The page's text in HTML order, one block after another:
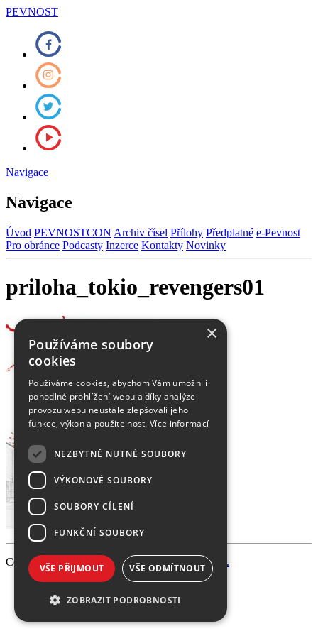
PEVNOST
Navigace
Navigace
Úvod PEVNOSTCON Archiv čísel Přílohy Předplatné e-Pevnost
Pro obránce Podcasty Inzerce Kontakty Novinky
priloha_tokio_revengers01
Copyright 2026 PEVNOST, made
×
Používáme soubory
cookies
Používáme cookies, abychom Vám umožnili
pohodlné prohlížení webu a díky analýze
provozu webu neustále zlepšovali jeho
funkce, výkon a použitelnost.Více informací
NEZBYTNĚ NUTNÉ SOUBORY
VÝKONOVÉ SOUBORY
SOUBORY CÍLENÍ
FUNKČNÍ SOUBORY
VŠE PŘIJMOUT VŠE ODMÍTNOUT
ZOBRAZIT PODROBNOSTI